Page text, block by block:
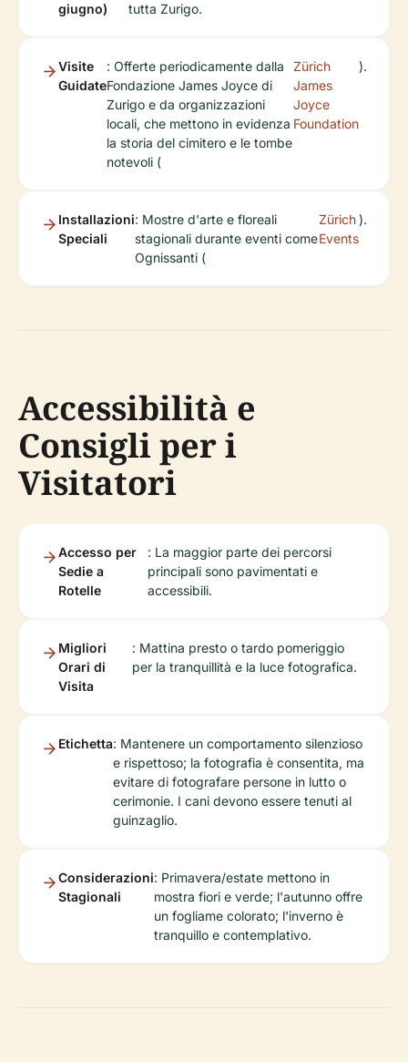
giugno)
tutta Zurigo.
Visite
Guidate
: Offerte periodicamente dalla
Fondazione James Joyce di
Zurigo e da organizzazioni
locali, che mettono in evidenza
la storia del cimitero e le tombe
notevoli (
Zürich
James
Joyce
Foundation
).
Installazioni
Speciali
: Mostre d'arte e floreali
stagionali durante eventi come
Ognissanti (
Zürich
Events
).
Accessibilità e
Consigli per i
Visitatori
Accesso per
Sedie a
Rotelle
: La maggior parte dei percorsi
principali sono pavimentati e
accessibili.
Migliori
Orari di
Visita
: Mattina presto o tardo pomeriggio
per la tranquillità e la luce fotografica.
Etichetta: Mantenere un comportamento silenzioso
e rispettoso; la fotografia è consentita, ma
evitare di fotografare persone in lutto o
cerimonie. I cani devono essere tenuti al
guinzaglio.
Considerazioni
Stagionali
: Primavera/estate mettono in
mostra fiori e verde; l'autunno offre
un fogliame colorato; l'inverno è
tranquillo e contemplativo.